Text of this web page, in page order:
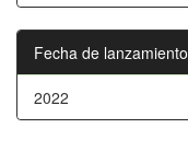
Fecha de lanzamiento
2022